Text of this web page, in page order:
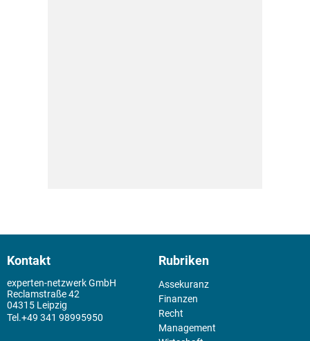
Kontakt
experten-netzwerk GmbH
Reclamstraße 42
04315 Leipzig
+49 341 98995950
Rubriken
Assekuranz
Finanzen
Recht
Management